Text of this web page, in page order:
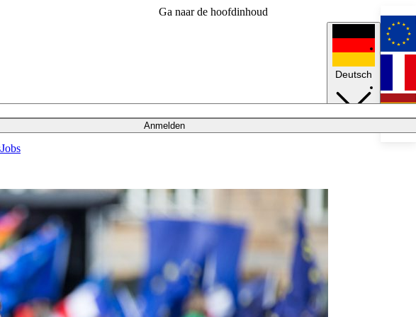
Ga naar de hoofdinhoud
Anmelden
Jobs
Deutsch